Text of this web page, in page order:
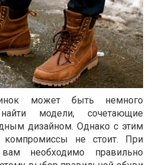
может быть немного
модели, сочетающие
дизайном. Однако с этим
не стоит. При
вам необходимо правильно